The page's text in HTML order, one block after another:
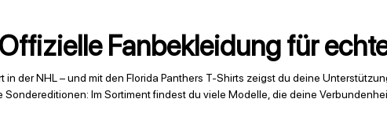
Fanbekleidung für
der NHL – und mit den Florida Panthers T-Shirts zeigst du deine
Im Sortiment findest du viele Modelle, die deine